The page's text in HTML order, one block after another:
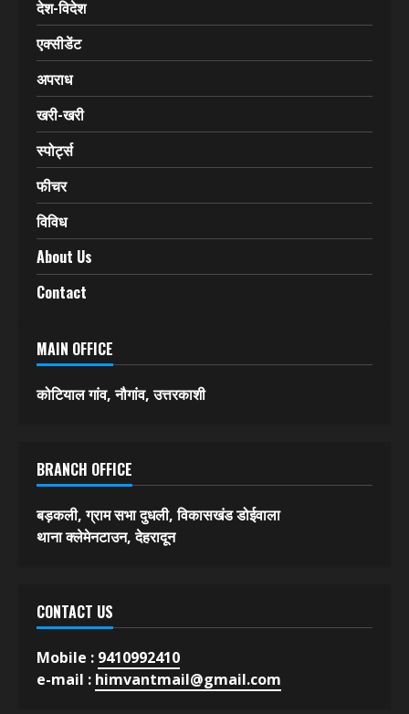
देश-विदेश
एक्सीडेंट
अपराध
खरी-खरी
स्पोर्ट्स
फीचर
विविध
About Us
Contact
MAIN OFFICE
कोटियाल गांव, नौगांव, उत्तरकाशी
BRANCH OFFICE
बड़कली, ग्राम सभा दुधली, विकासखंड डोईवाला
थाना क्लेमेनटाउन, देहरादून
CONTACT US
Mobile : 9410992410
e-mail : himvantmail@gmail.com